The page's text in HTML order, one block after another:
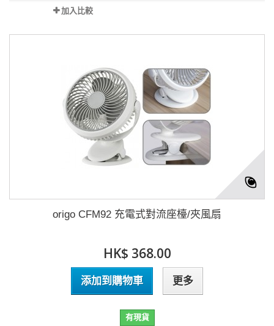
加入比較
origo CFM92 充電式對流座檯/夾風扇
HK$ 368.00
添加到購物車 更多
有現貨